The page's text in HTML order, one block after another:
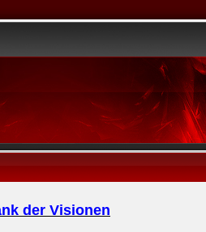
der Visionen